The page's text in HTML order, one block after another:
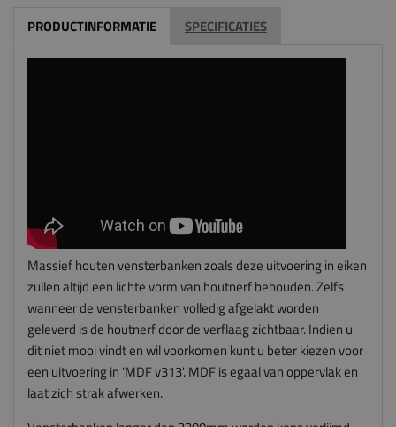
PRODUCTINFORMATIE SPECIFICATIES
Massief houten vensterbanken zoals deze uitvoering in eiken
zullen altijd een lichte vorm van houtnerf behouden. Zelfs
wanneer de vensterbanken volledig afgelakt worden
geleverd is de houtnerf door de verflaag zichtbaar. Indien u
dit niet mooi vindt en wil voorkomen kunt u beter kiezen voor
een uitvoering in 'MDF v313'. MDF is egaal van oppervlak en
laat zich strak afwerken.